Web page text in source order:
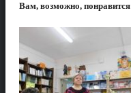
Вам, возможно, понравится